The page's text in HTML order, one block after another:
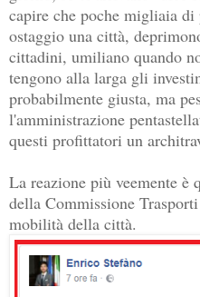
capire che poche migliaia
ostaggio una città,
cittadini, umiliano quando
tengono alla larga gli
probabilmente giusta, ma
l'amministrazione
questi profittatori un
La reazione più veemente è
della Commissione
mobilità della città.